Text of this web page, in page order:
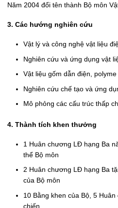
Năm 2004 đổi tên thành Bộ môn
3. Các hướng nghiên cứu
Vật lý và công nghệ vật liệu
Nghiên cứu và ứng dụng vật
Vật liệu gốm dẫn điện, polyme
Nghiên cứu chế tạo và ứng
Mô phỏng các cấu trúc thấp
4. Thành tích khen thưởng
1 Huân chư­ơng LĐ hạng Ba
thể Bộ môn
2 Huân ch­ương LĐ hạng Ba
của Bộ môn
10 Bằng khen của Bộ, 5
chiến